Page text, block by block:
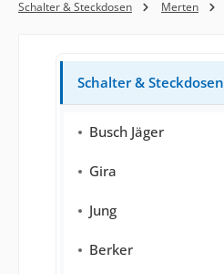
Schalter & Steckdosen Merten
Schalter & Steckdosen
Busch Jäger
Gira
Jung
Berker